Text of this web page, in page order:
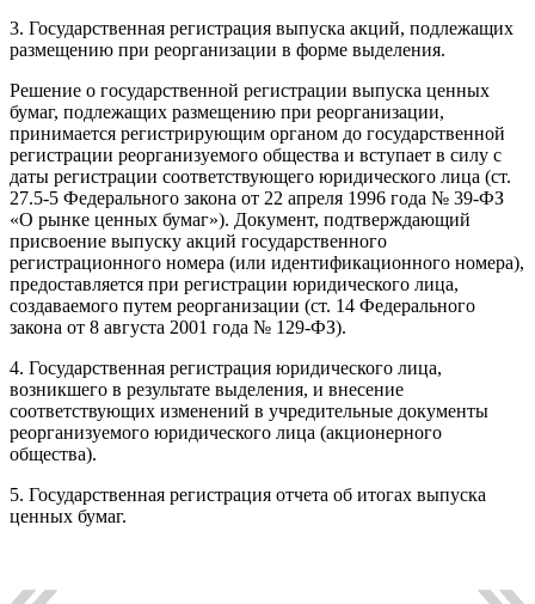
3. Государственная регистрация выпуска акций, подлежащих
размещению при реорганизации в форме выделения.
Решение о государственной регистрации выпуска ценных
бумаг, подлежащих размещению при реорганизации,
принимается регистрирующим органом до государственной
регистрации реорганизуемого общества и вступает в силу с
даты регистрации соответствующего юридического лица (ст.
27.5-5 Федерального закона от 22 апреля 1996 года № 39-ФЗ
«О рынке ценных бумаг»). Документ, подтверждающий
присвоение выпуску акций государственного
регистрационного номера (или идентификационного номера),
предоставляется при регистрации юридического лица,
создаваемого путем реорганизации (ст. 14 Федерального
закона от 8 августа 2001 года № 129-ФЗ).
4. Государственная регистрация юридического лица,
возникшего в результате выделения, и внесение
соответствующих изменений в учредительные документы
реорганизуемого юридического лица (акционерного
общества).
5. Государственная регистрация отчета об итогах выпуска
ценных бумаг.